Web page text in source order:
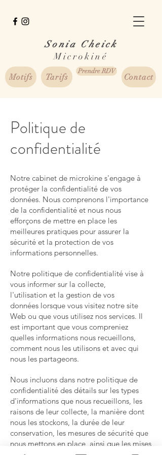
Prendre RDV
Sonia Cheick
Microkiné
Contact
Tarifs
Motifs
Politique de
confidentialité
Notre cabinet de microkine s'engage à
protéger la confidentialité de vos
données. Nous comprenons l'importance
de la confidentialité et nous nous
efforçons de mettre en place les
meilleures pratiques pour assurer la
sécurité et la protection de vos
informations personnelles.
Notre politique de confidentialité vise à
vous informer sur la collecte,
l'utilisation et la gestion de vos
données lorsque vous visitez notre site
Web ou que vous utilisez nos services. Il
est important que vous compreniez
quelles informations nous recueillons,
comment nous les utilisons et avec qui
nous les partageons.
Nous incluons dans notre politique de
confidentialité des détails sur les types
d'informations que nous recueillons, les
raisons de leur collecte, la manière dont
nous les stockons, la durée de leur
conservation, les mesures de sécurité que
nous mettons en place, ainsi que les mises